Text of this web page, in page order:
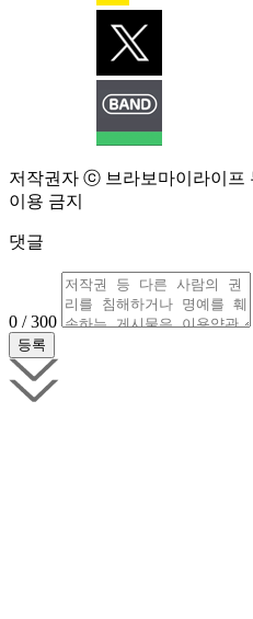
저작권자 ⓒ 브라보마이라이프
이용 금지
댓글
0 / 300